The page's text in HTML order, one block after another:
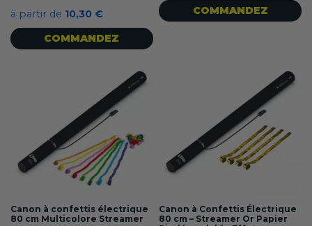
à partir de 10,30 €
COMMANDEZ
COMMANDEZ
Canon à confettis électrique
80 cm Multicolore Streamer
Canon à Confettis Électrique
80 cm – Streamer Or Papier